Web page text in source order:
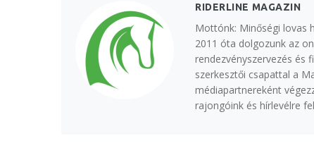
RIDERLINE MAGAZIN
Mottónk: Minőségi lovas
2011 óta dolgozunk az
rendezvényszervezés és
szerkesztői csapattal a
médiapartnereként
rajongóink és hírlevélre